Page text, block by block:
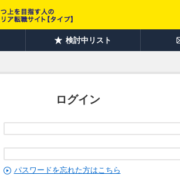
検討中リスト
ログイン
パスワードを忘れた方はこちら